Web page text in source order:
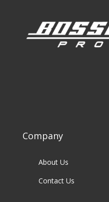
Company
About Us
Contact Us